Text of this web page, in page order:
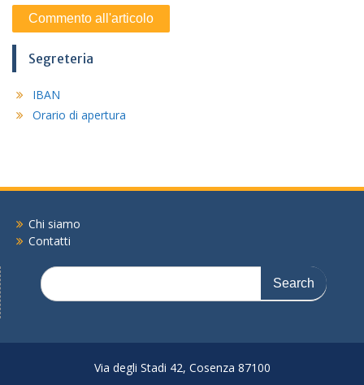
Segreteria
IBAN
Orario di apertura
Chi siamo
Contatti
Search
for:
Via degli Stadi 42, Cosenza 87100